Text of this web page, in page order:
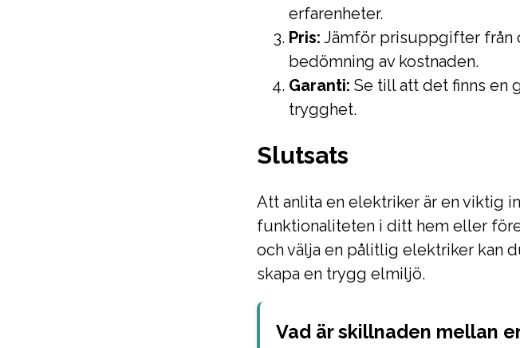
erfarenheter.
Pris: Jämför prisuppgifter från
bedömning av kostnaden.
Garanti: Se till att det finns en
trygghet.
Slutsats
Att anlita en elektriker är en viktig
funktionaliteten i ditt hem eller
och välja en pålitlig elektriker kan
skapa en trygg elmiljö.
Vad är skillnaden mellan